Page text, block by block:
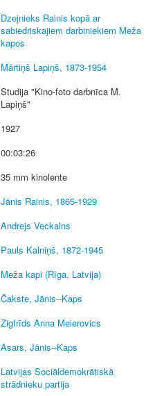
Dzejnieks Rainis kopā ar
sabiedriskajiem darbiniekiem Meža
kapos
Mārtiņš Lapiņš, 1873-1954
Studija "Kino-foto darbnīca M.
Lapiņš"
1927
00:03:26
35 mm kinolente
Jānis Rainis, 1865-1929
Andrejs Veckalns
Pauls Kalniņš, 1872-1945
Meža kapi (Rīga, Latvija)
Čakste, Jānis--Kaps
Zigfrīds Anna Meierovics
Asars, Jānis--Kaps
Latvijas Sociāldemokrātiskā
strādnieku partija